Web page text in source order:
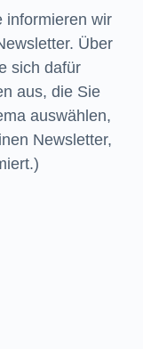
informieren wir
Über
sich dafür
aus, die Sie
auswählen,
Newsletter,